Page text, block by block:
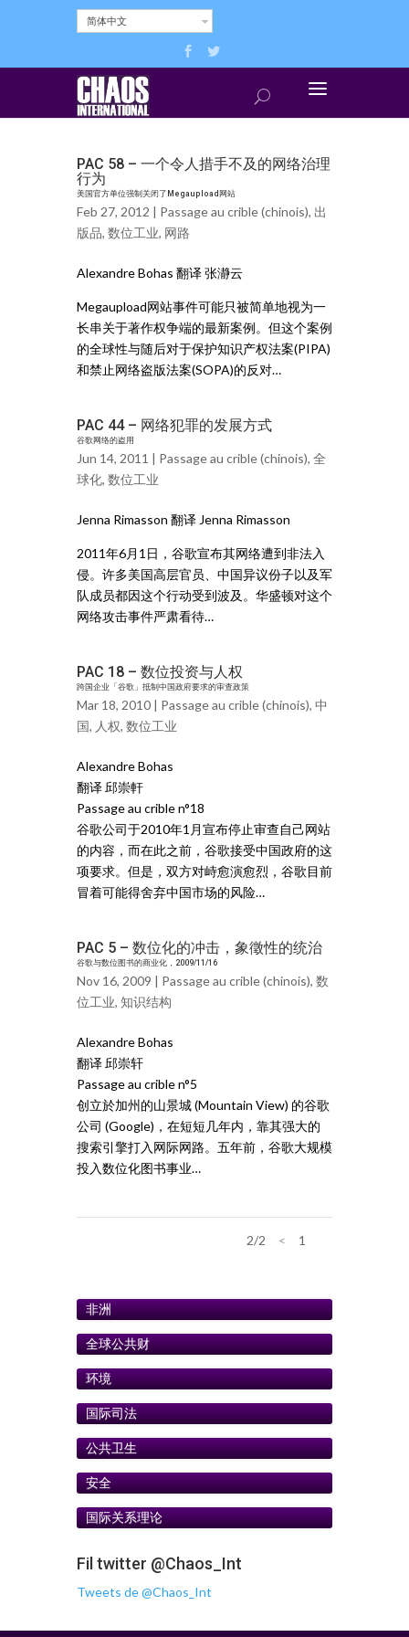
简体中文
PAC 58 – 一个令人措手不及的网络治理
行为
美国官方单位强制关闭了Megaupload网站
Feb 27, 2012 | Passage au crible (chinois), 出
版品, 数位工业, 网路
Alexandre Bohas 翻译 张瀞云
Megaupload网站事件可能只被简单地视为一
长串关于著作权争端的最新案例。但这个案例
的全球性与随后对于保护知识产权法案(PIPA)
和禁止网络盗版法案(SOPA)的反对…
PAC 44 – 网络犯罪的发展方式
谷歌网络的盗用
Jun 14, 2011 | Passage au crible (chinois), 全
球化, 数位工业
Jenna Rimasson 翻译 Jenna Rimasson
2011年6月1日，谷歌宣布其网络遭到非法入
侵。许多美国高层官员、中国异议份子以及军
队成员都因这个行动受到波及。华盛顿对这个
网络攻击事件严肃看待…
PAC 18 – 数位投资与人权
跨国企业「谷歌」抵制中国政府要求的审查政策
Mar 18, 2010 | Passage au crible (chinois), 中
国, 人权, 数位工业
Alexandre Bohas
翻译 邱崇軒
Passage au crible n°18
谷歌公司于2010年1月宣布停止审查自己网站
的内容，而在此之前，谷歌接受中国政府的这
项要求。但是，双方对峙愈演愈烈，谷歌目前
冒着可能得舍弃中国市场的风险…
PAC 5 – 数位化的冲击，象徵性的统治
谷歌与数位图书的商业化，2009/11/16
Nov 16, 2009 | Passage au crible (chinois), 数
位工业, 知识结构
Alexandre Bohas
翻译 邱崇轩
Passage au crible n°5
创立於加州的山景城 (Mountain View) 的谷歌
公司 (Google)，在短短几年内，靠其强大的
搜索引擎打入网际网路。五年前，谷歌大规模
投入数位化图书事业…
2/2 < 1
非洲
全球公共财
环境
国际司法
公共卫生
安全
国际关系理论
Fil twitter @Chaos_Int
Tweets de @Chaos_Int